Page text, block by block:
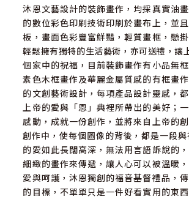
沐恩文藝設計的裝飾畫作，均採真實油
的數位彩色印刷技術印刷於畫布上，並
板，畫面色彩豐富鮮豔，輕質畫框，懸
輕鬆擁有獨特的生活藝術，亦可送禮，讓
個家中的祝福，目前裝飾畫作有小品無
素色木框畫作及華麗金屬質感的有框畫
的文創藝術設計，每項產品設計靈感，
上帝的愛與「恩」典裡所帶出的美好；
感動，成就一份創作，並將來自上帝的
創作中，使每個圖像的背後，都是一段
的愛如此長闊高深，無法用言語訴說的
細緻的畫作來傳遞，讓人心可以被溫暖
愛與呵護，沐恩獨創的福音基督禮品，
的目標，不單單只是一件好看實用的東